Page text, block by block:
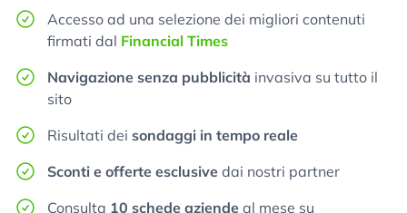
Accesso ad una selezione dei migliori contenuti
firmati dal Financial Times
Navigazione senza pubblicità invasiva su tutto il
sito
Risultati dei sondaggi in tempo reale
Sconti e offerte esclusive dai nostri partner
Consulta 10 schede aziende al mese su